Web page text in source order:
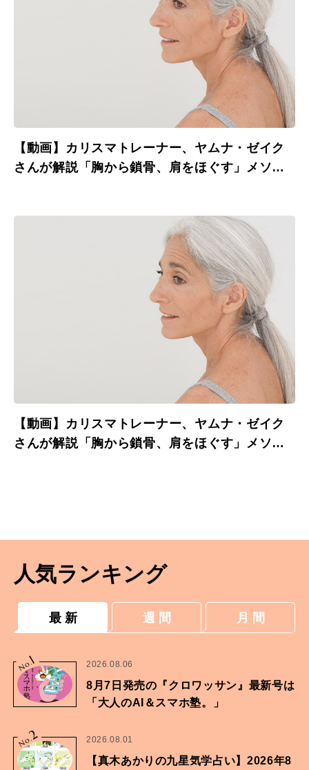
【動画】カリスマトレーナー、ヤムナ・ゼイク
さんが解説「胸から鎖骨、肩をほぐす」メソッ
【動画】カリスマトレーナー、ヤムナ・ゼイク
さんが解説「胸から鎖骨、肩をほぐす」メソッ
人気ランキング
最 新 週 間 月 間
No.
1 2026.08.06
8月7日発売の『クロワッサン』最新号は
「大人のAI＆スマホ塾。」
No.2 2026.08.01
【真木あかりの九星気学占い】2026年8